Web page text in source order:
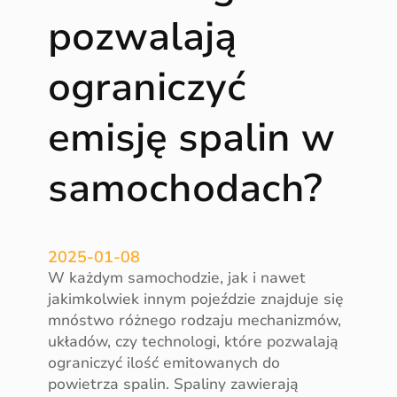
o
ś
k
t
a
l
i
t
o
r
a
pozwalają
ograniczyć
emisję spalin w
samochodach?
2025-01-08
W każdym samochodzie, jak i nawet
jakimkolwiek innym pojeździe znajduje się
mnóstwo różnego rodzaju mechanizmów,
układów, czy technologi, które pozwalają
ograniczyć ilość emitowanych do
powietrza spalin. Spaliny zawierają